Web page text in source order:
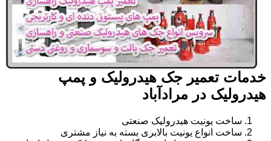
خدمات تعمیر جک هیدرولیک و پمپ
هیدرولیک در مرادآباد
ساخت یونیت هیدرولیک صنعتی
ساخت انواع یونیت بالابری بسته به نیاز مشتری